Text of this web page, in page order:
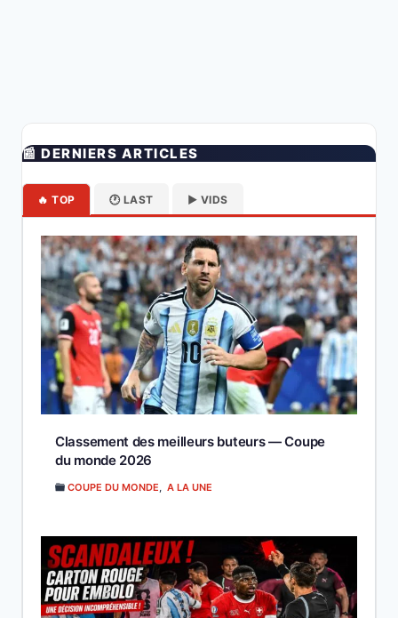
📰 DERNIERS ARTICLES
🔥 TOP 🕐 LAST ▶️ VIDS
Classement des meilleurs buteurs — Coupe
du monde 2026
COUPE DU MONDE A LA UNE